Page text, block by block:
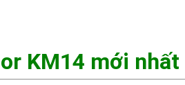
KM14 mới nhất